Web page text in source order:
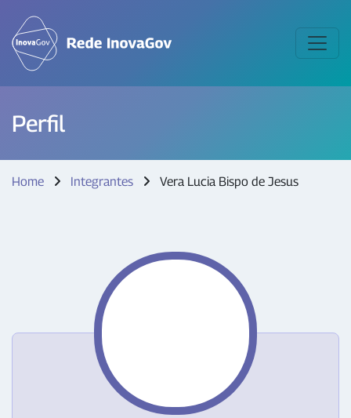
Perfil
Home Integrantes Vera Lucia Bispo de Jesus